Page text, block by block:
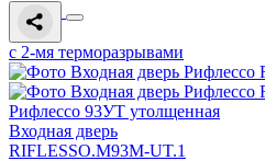
с 2-мя терморазрывами
Рифлессо 93УТ утолщенная
Входная дверь
RIFLESSO.M93M-UT.1